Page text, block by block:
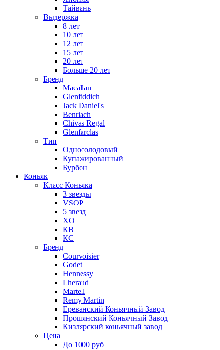
Тайвань
Выдержка
8 лет
10 лет
12 лет
15 лет
20 лет
Больше 20 лет
Бренд
Macallan
Glenfiddich
Jack Daniel's
Benriach
Chivas Regal
Glenfarclas
Тип
Односолодовый
Купажированный
Бурбон
Коньяк
Класс Коньяка
3 звезды
VSOP
5 звезд
XO
КВ
КС
Бренд
Courvoisier
Godet
Hennessy
Lheraud
Martell
Remy Martin
Ереванский Коньячный Завод
Прошянский Коньячный Завод
Кизлярский коньячный завод
Цена
До 1000 руб